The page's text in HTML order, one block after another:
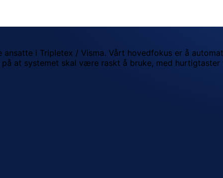
i Tripletex / Visma. Vårt hovedfokus er å
at systemet skal være raskt å bruke, med